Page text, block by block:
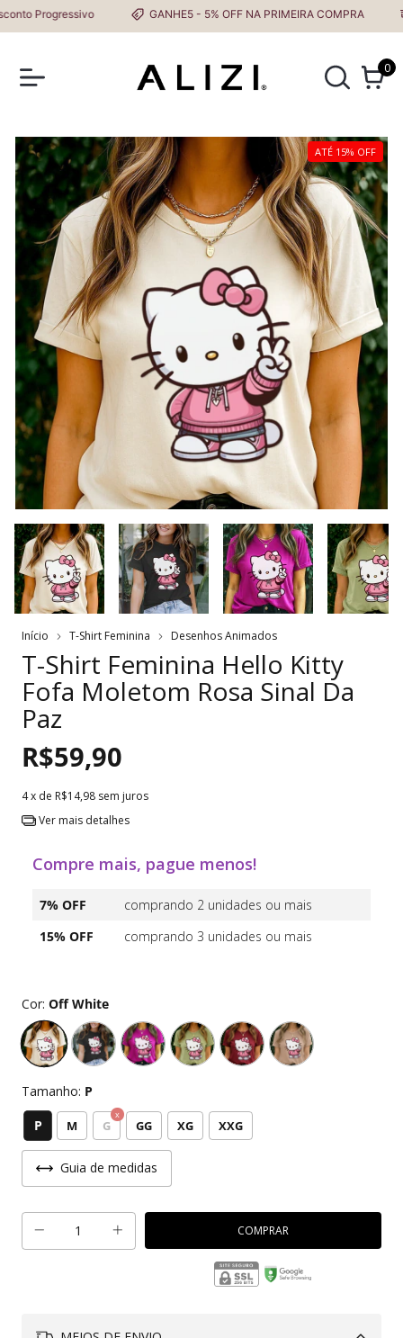
Progressivo GANHE5 - 5% OFF NA PRIMEIRA COMPRA
0
ATÉ 15% OFF
Início T-Shirt Feminina Desenhos Animados
T-Shirt Feminina Hello Kitty
Fofa Moletom Rosa Sinal Da
Paz
R$59,90
4x de R$14,98 sem juros
Ver mais detalhes
Compre mais, pague menos!
7% OFF
comprando 2 unidades ou mais
15% OFF
comprando 3 unidades ou mais
Cor: Off White
Tamanho: P
P M G GG XG XXG
Guia de medidas